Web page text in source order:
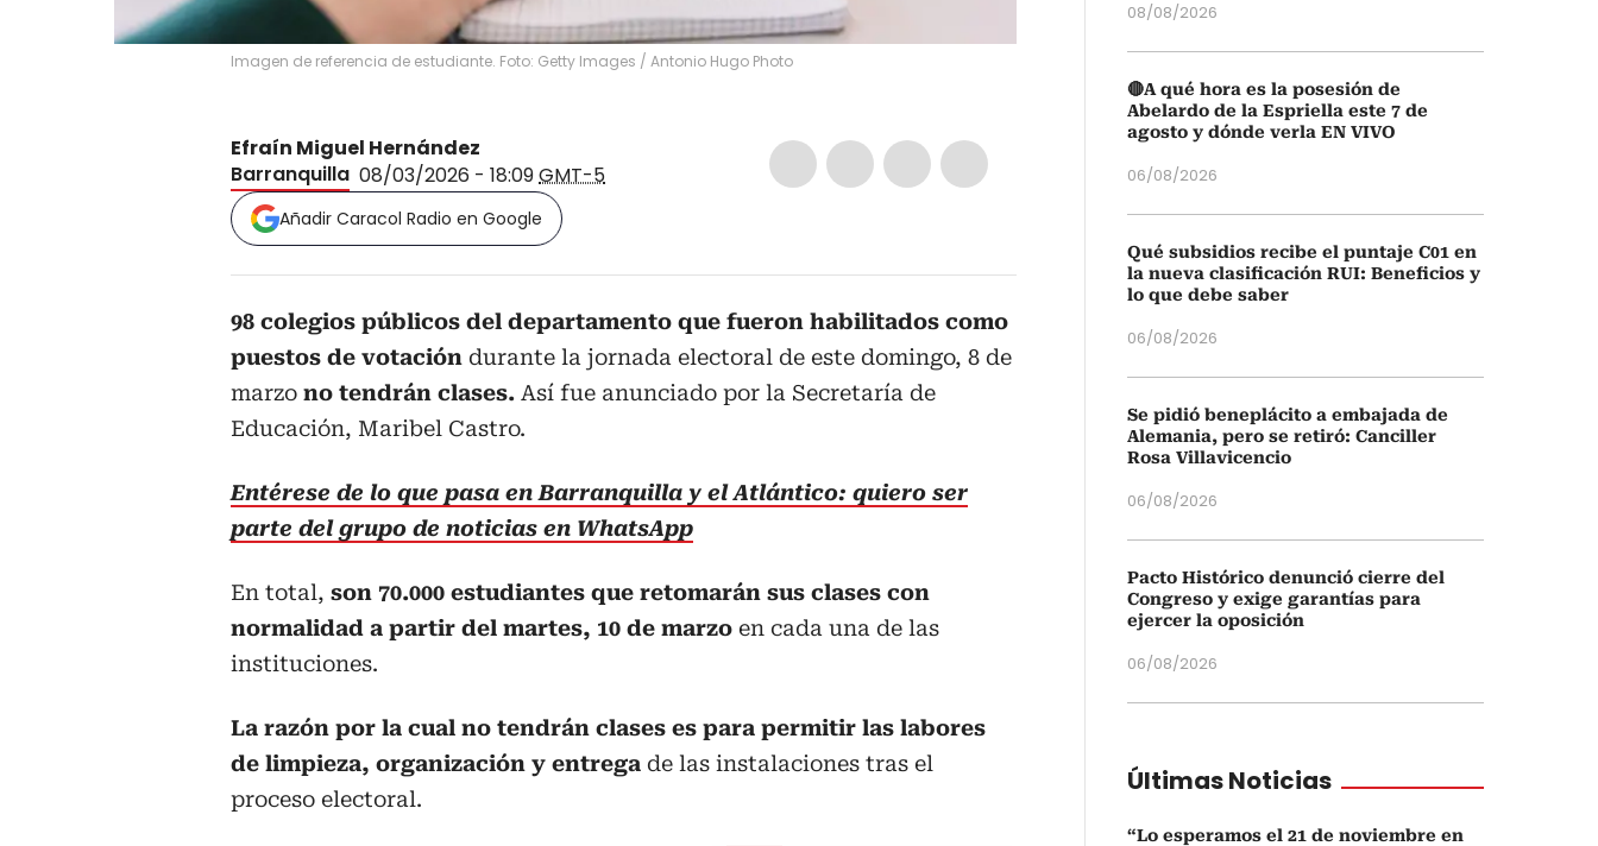
Imagen de referencia de estudiante. Foto: Getty Images / Antonio Hugo Photo
Efraín Miguel Hernández
Barranquilla 08/03/2026 - 18:09GMT-5
Añadir Caracol Radio en Google
98 colegios públicos del departamento que fueron habilitados como
puestos de votación durante la jornada electoral de este domingo, 8 de
marzo no tendrán clases. Así fue anunciado por la Secretaría de
Educación, Maribel Castro.
Entérese de lo que pasa en Barranquilla y el Atlántico: quiero ser
parte del grupo de noticias en WhatsApp
En total, son 70.000 estudiantes que retomarán sus clases con
normalidad a partir del martes, 10 de marzo en cada una de las
instituciones.
La razón por la cual no tendrán clases es para permitir las labores
de limpieza, organización y entrega de las instalaciones tras el
proceso electoral.
08/08/2026
🔴A qué hora es la posesión de
Abelardo de la Espriella este 7 de
agosto y dónde verla EN VIVO
06/08/2026
Qué subsidios recibe el puntaje C01 en
la nueva clasificación RUI: Beneficios y
lo que debe saber
06/08/2026
Se pidió beneplácito a embajada de
Alemania, pero se retiró: Canciller
Rosa Villavicencio
06/08/2026
Pacto Histórico denunció cierre del
Congreso y exige garantías para
ejercer la oposición
06/08/2026
Últimas Noticias
“Lo esperamos el 21 de noviembre en